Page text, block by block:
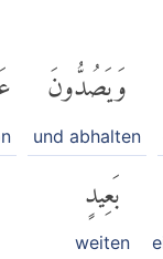
وَيَصُدُّونَ
und abhalten
بَعِيدٍ
weiten